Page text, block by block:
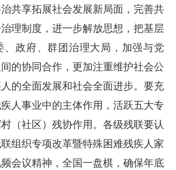
共享拓展社会发展新局面，完善共
理制度，进一步解放思想，把基层
、政府、群团治理大局，加强与党
的协同合作，更加注重维护社会公
的全面发展和社会全面进步。要充
人事业中的主体作用，活跃五大专
（社区）残协作用。各级残联要认
组织专项改革暨特殊困难残疾人家
会议精神，全国一盘棋，确保年底